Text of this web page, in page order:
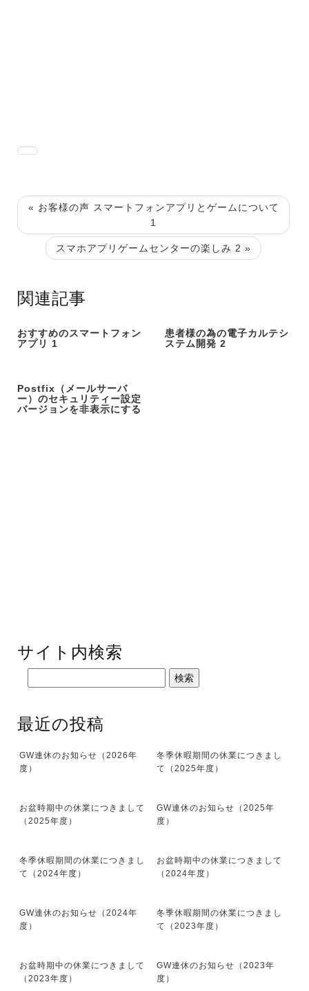
« お客様の声 スマートフォンアプリとゲームについて
1
スマホアプリゲームセンターの楽しみ 2 »
関連記事
おすすめのスマートフォン
アプリ 1
患者様の為の電子カルテシ
ステム開発 2
Postfix（メールサーバ
ー）のセキュリティー設定
バージョンを非表示にする
サイト内検索
最近の投稿
GW連休のお知らせ（2026年
度）
冬季休暇期間の休業につきまし
て（2025年度）
お盆時期中の休業につきまして
（2025年度）
GW連休のお知らせ（2025年
度）
冬季休暇期間の休業につきまし
て（2024年度）
お盆時期中の休業につきまして
（2024年度）
GW連休のお知らせ（2024年
度）
冬季休暇期間の休業につきまし
て（2023年度）
お盆時期中の休業につきまして
（2023年度）
GW連休のお知らせ（2023年
度）